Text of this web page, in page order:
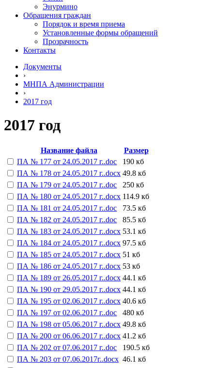
Энурмино
Обращения граждан
Порядок и время приема
Установленные формы обращений
Прозрачность
Контакты
Документы
›
МНПА Администрации
›
2017 год
2017 год
Название файла
Размер
ПА № 177 от 24.05.2017 г..doc
190 кб
ПА № 178 от 24.05.2017 г..docx 49.8 кб
ПА № 179 от 24.05.2017 г..doc
250 кб
ПА № 180 от 24.05.2017 г..docx 114.9 кб
ПА № 181 от 24.05.2017 г..doc
73.5 кб
ПА № 182 от 24.05.2017 г..doc
85.5 кб
ПА № 183 от 24.05.2017 г..docx 53.1 кб
ПА № 184 от 24.05.2017 г..docx 97.5 кб
ПА № 185 от 24.05.2017 г..docx 51 кб
ПА № 186 от 24.05.2017 г..docx 53 кб
ПА № 189 от 26.05.2017 г..docx 44.1 кб
ПА № 190 от 29.05.2017 г..docx 44.1 кб
ПА № 195 от 02.06.2017 г..docx 40.6 кб
ПА № 197 от 02.06.2017 г..doc
480 кб
ПА № 198 от 05.06.2017 г..docx 49.8 кб
ПА № 200 от 06.06.2017 г..docx 41.2 кб
ПА № 202 от 07.06.2017 г..doc
190.5 кб
ПА № 203 от 07.06.2017г..docx 46.1 кб